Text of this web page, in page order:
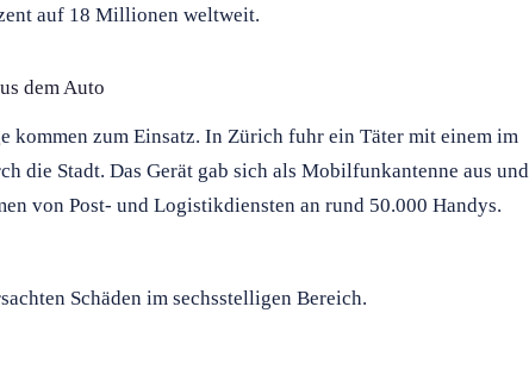
auf 18 Millionen weltweit.
dem Auto
kommen zum Einsatz. In Zürich fuhr ein Täter mit einem im
die Stadt. Das Gerät gab sich als Mobilfunkantenne aus und
von Post- und Logistikdiensten an rund 50.000 Handys.
Schäden im sechsstelligen Bereich.